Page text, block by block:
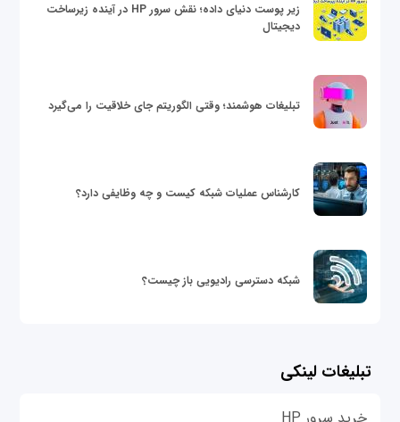
زیر پوست دنیای داده؛ نقش سرور HP در آینده زیرساخت
دیجیتال
تبلیغات هوشمند؛ وقتی الگوریتم جای خلاقیت را می‌گیرد
کارشناس عملیات شبکه کیست و چه وظایفی دارد؟
شبکه دسترسی رادیویی باز چیست؟
تبلیغات لینکی